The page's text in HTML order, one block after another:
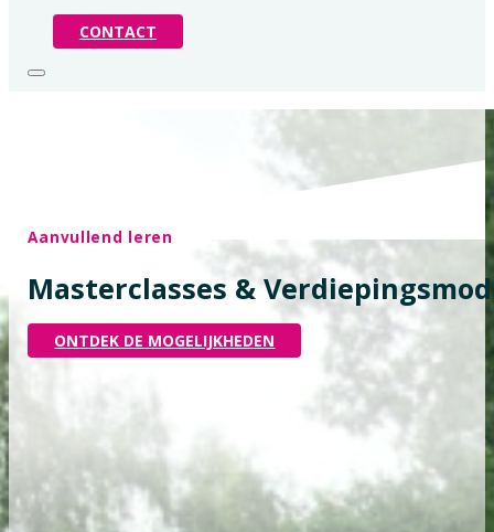
CONTACT
Aanvullend leren
Masterclasses &
ONTDEK DE MOGELIJKHEDEN